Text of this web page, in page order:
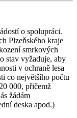
o spolupráci.
Plzeňského kraje
smrkových
stav vyžaduje, aby
v ochraně lesa
co největšího počtu
000, přičemž
žádám
deska apod.)